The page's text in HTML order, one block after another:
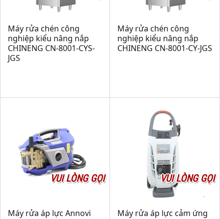
Máy rửa chén công
nghiệp kiểu nâng nắp
CHINENG CN-8001-CYS-
JGS
Máy rửa chén công
nghiệp kiểu nâng nắp
CHINENG CN-8001-CY-JGS
VUI LÒNG GỌI
Máy rửa áp lực Annovi
VUI LÒNG GỌI
Máy rửa áp lực cảm ứng